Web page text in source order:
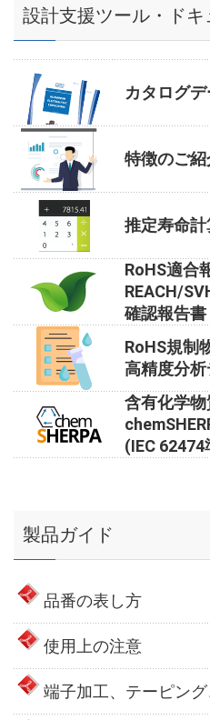
設計支援ツール・ドキ
カタログデ
特徴のご紹
推定寿命計
RoHS適合
REACH/
確認報告書
RoHS規制
高精度分析
含有化学物
(IEC 62474
製品ガイド
品番の表し方
使用上の注意
端子加工、テーピン